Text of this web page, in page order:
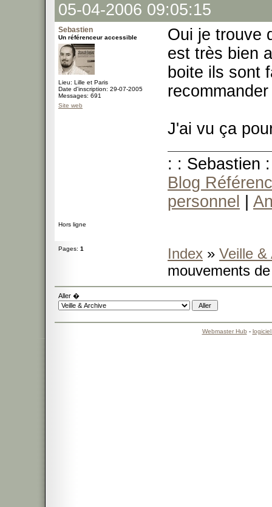
05-04-2006 09:05:15
Sebastien
Un référenceur accessible
Lieu: Lille et Paris
Date d'inscription: 29-07-2005
Messages: 691
Site web
Oui je trouve
est très bien
boite ils sont
J'ai vu ça
: : Sebastien
Blog
personnel
Hors ligne
Pages: 1 Index » Veille &
mouvements
Aller �
Webmaster Hub -